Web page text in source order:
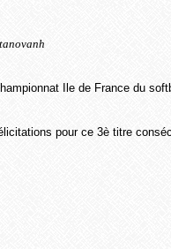
Ile de France du
pour ce 3è titre